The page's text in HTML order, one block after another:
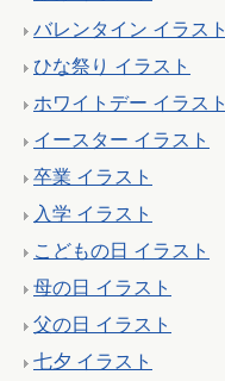
バレンタイン イラスト
ひな祭り イラスト
ホワイトデー イラスト
イースター イラスト
卒業 イラスト
入学 イラスト
こどもの日 イラスト
母の日 イラスト
父の日 イラスト
七夕 イラスト